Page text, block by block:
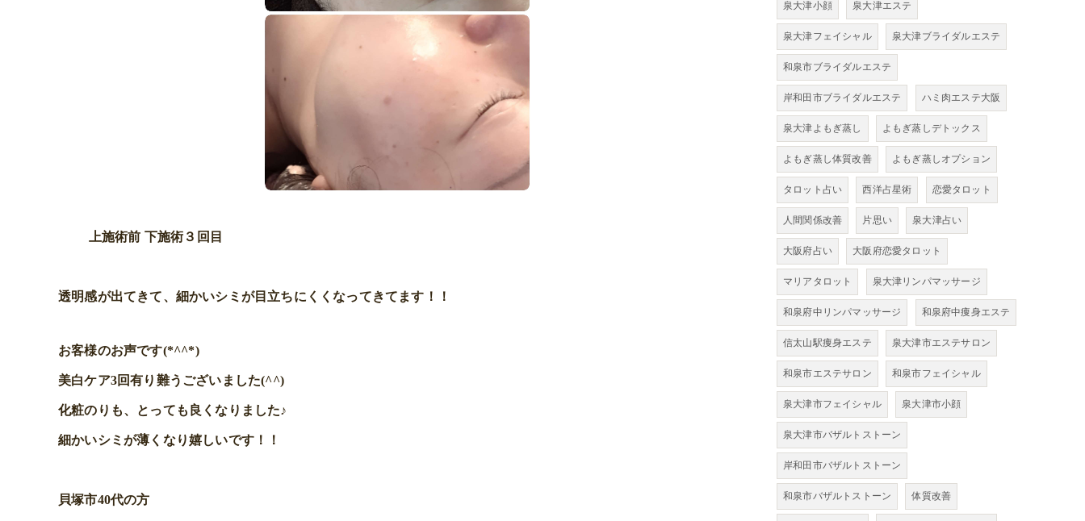
上施術前 下施術３回目
透明感が出てきて、細かいシミが目立ちにくくなってきてます！！
お客様のお声です(*^^*)
美白ケア3回有り難うございました(^^)
化粧のりも、とっても良くなりました♪
細かいシミが薄くなり嬉しいです！！
貝塚市40代の方
泉大津小顔 泉大津エステ
泉大津フェイシャル 泉大津ブライダルエステ
和泉市ブライダルエステ
岸和田市ブライダルエステ ハミ肉エステ大阪
泉大津よもぎ蒸し よもぎ蒸しデトックス
よもぎ蒸し体質改善 よもぎ蒸しオプション
タロット占い 西洋占星術 恋愛タロット
人間関係改善 片思い 泉大津占い
大阪府占い 大阪府恋愛タロット
マリアタロット 泉大津リンパマッサージ
和泉府中リンパマッサージ 和泉府中痩身エステ
信太山駅痩身エステ 泉大津市エステサロン
和泉市エステサロン 和泉市フェイシャル
泉大津市フェイシャル 泉大津市小顔
泉大津市バザルトストーン
岸和田市バザルトストーン
和泉市バザルトストーン 体質改善